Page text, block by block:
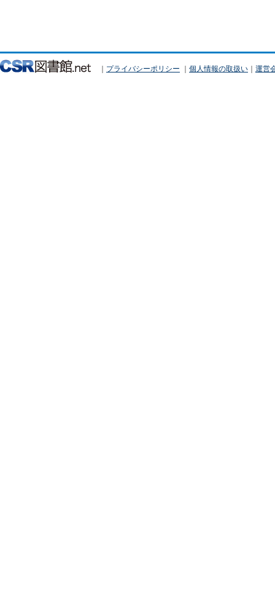
｜ プライバシーポリシー ｜ 個人情報の取扱い ｜ 運営